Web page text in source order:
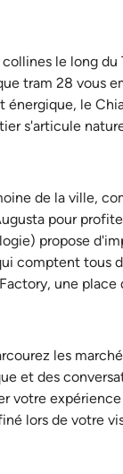
le long
tram 28 vous
énergique, le
s'articule
de la ville,
pour
propose
comptent tous
une
les
et des
votre
lors de votre